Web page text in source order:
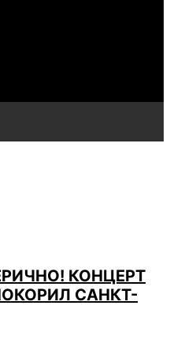
КОНЦЕРТ
САНКТ-